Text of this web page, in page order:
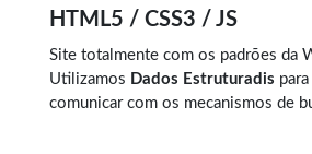
HTML5 / CSS3 / JS
Site totalmente com os padrões da
Utilizamos Dados Estruturadis
comunicar com os mecanismos de